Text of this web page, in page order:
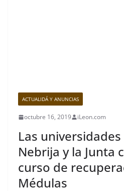
ACTUALIDÁ Y ANUNCIAS
octubre 16, 2019 iLeon.com
Las
Nebrija y la Junta
curso de
Médulas